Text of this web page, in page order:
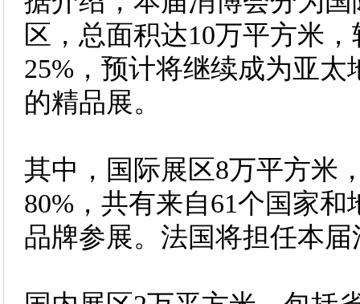
区，总面积达10万平方米
25%，预计将继续成为亚太
的精品展。
其中，国际展区8万平方米
80%，共有来自61个国家和
品牌参展。法国将担任本